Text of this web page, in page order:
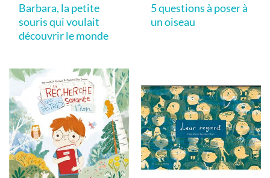
Barbara, la petite
souris qui voulait
découvrir le monde
5 questions à poser à
un oiseau